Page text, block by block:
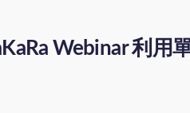
Webinar 利用